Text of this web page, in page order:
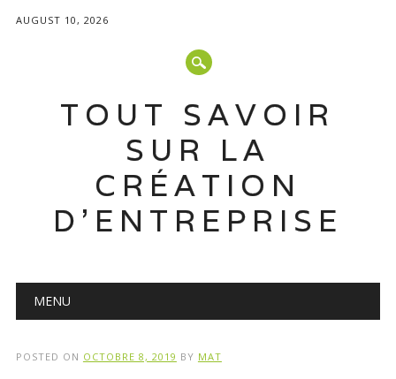
AUGUST 10, 2026
TOUT SAVOIR
SUR LA
CRÉATION
D'ENTREPRISE
Main menu
MENU
POSTED ON OCTOBRE 8, 2019 BY MAT